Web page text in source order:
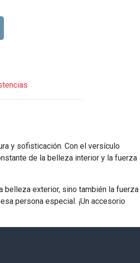
y sofisticación. Con el versículo
de la belleza interior y la fuerza
belleza exterior, sino también la fuerza
persona especial. ¡Un accesorio